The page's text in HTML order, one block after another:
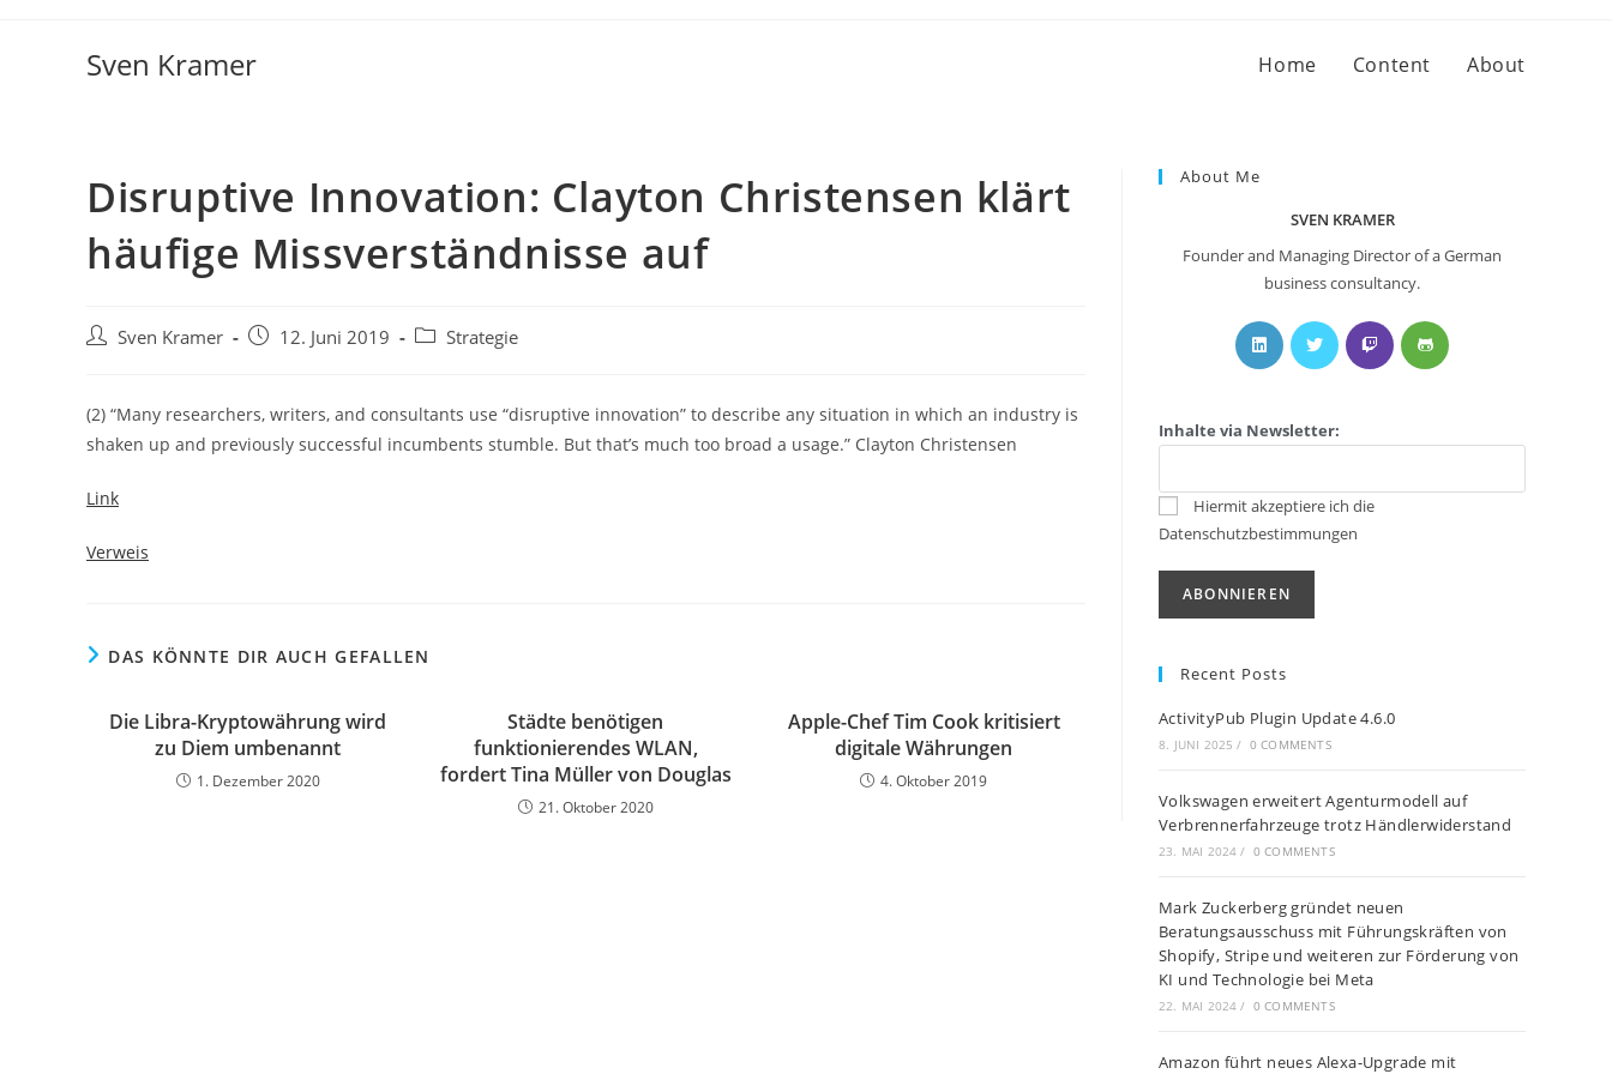
Sven Kramer Home Content About
Disruptive Innovation: Clayton Christensen klärt
häufige Missverständnisse auf
Sven Kramer 12. Juni 2019 Strategie
(2) “Many researchers, writers, and consultants use “disruptive innovation” to describe any situation in which an industry is
shaken up and previously successful incumbents stumble. But that’s much too broad a usage.” Clayton Christensen
Link
Verweis
DAS KÖNNTE DIR AUCH GEFALLEN
Die Libra-Kryptowährung wird
zu Diem umbenannt
1. Dezember 2020
Städte benötigen
funktionierendes WLAN,
fordert Tina Müller von Douglas
21. Oktober 2020
Apple-Chef Tim Cook kritisiert
digitale Währungen
4. Oktober 2019
About Me
SVEN KRAMER
Founder and Managing Director of a German
business consultancy.
Inhalte via Newsletter:
Hiermit akzeptiere ich die
Datenschutzbestimmungen
Recent Posts
ActivityPub Plugin Update 4.6.0
8. JUNI 2025 / 0 COMMENTS
Volkswagen erweitert Agenturmodell auf
Verbrennerfahrzeuge trotz Händlerwiderstand
23. MAI 2024 / 0 COMMENTS
Mark Zuckerberg gründet neuen
Beratungsausschuss mit Führungskräften von
Shopify, Stripe und weiteren zur Förderung von
KI und Technologie bei Meta
22. MAI 2024 / 0 COMMENTS
Amazon führt neues Alexa-Upgrade mit